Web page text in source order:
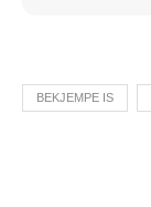
BEKJEMPE IS